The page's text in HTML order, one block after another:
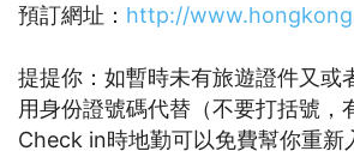
預訂網址： http://
提提你： 如暫時未有旅遊證件又或
用身份證號碼代替（不要打括號，
Check in時地勤可以免費幫你重新